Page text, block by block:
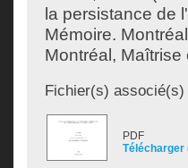
la persistance de
Mémoire.
Montréal,
Fichier(s)
PDF
Télécharger